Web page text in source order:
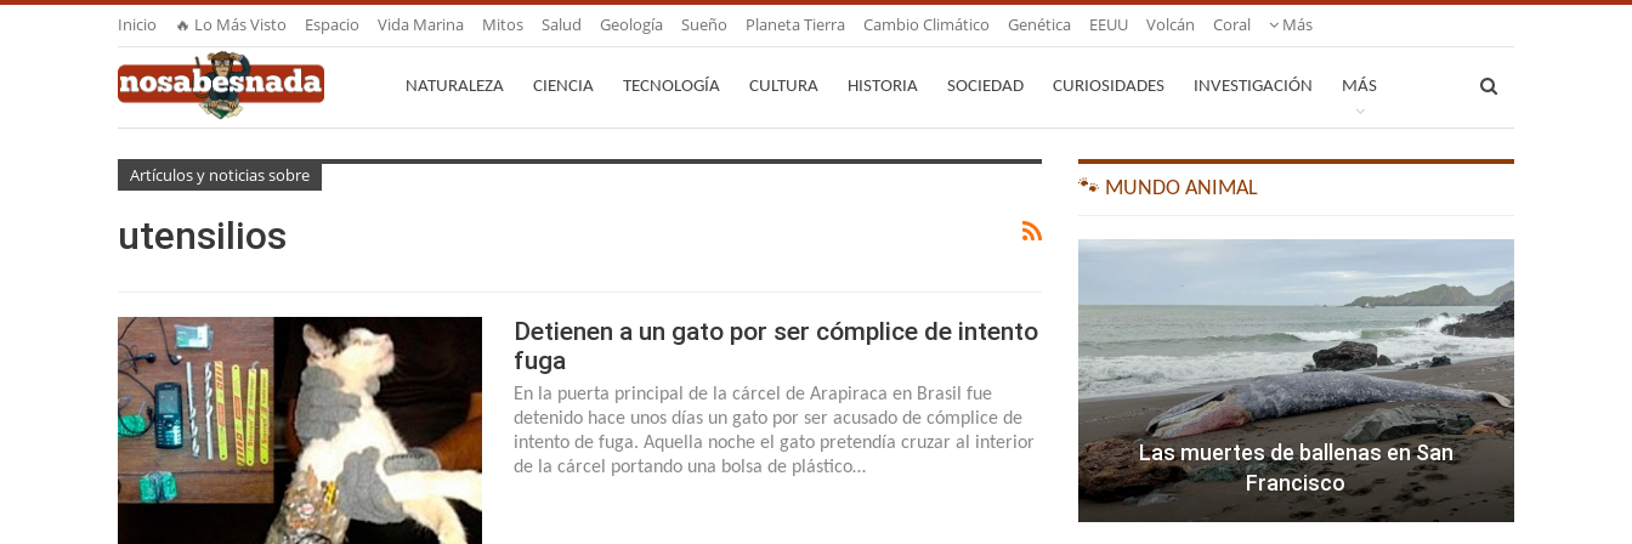
Inicio 🔥 Lo Más Visto Espacio Vida Marina Mitos Salud Geología Sueño Planeta Tierra Cambio Climático Genética EEUU Volcán Coral Más
NATURALEZA CIENCIA TECNOLOGÍA CULTURA HISTORIA SOCIEDAD CURIOSIDADES INVESTIGACIÓN MÁS
Artículos y noticias sobre
utensilios
Detienen a un gato por ser cómplice de intento
fuga
En la puerta principal de la cárcel de Arapiraca en Brasil fue
detenido hace unos días un gato por ser acusado de cómplice de
intento de fuga. Aquella noche el gato pretendía cruzar al interior
de la cárcel portando una bolsa de plástico…
🐾 MUNDO ANIMAL
Las muertes de ballenas en San
Francisco